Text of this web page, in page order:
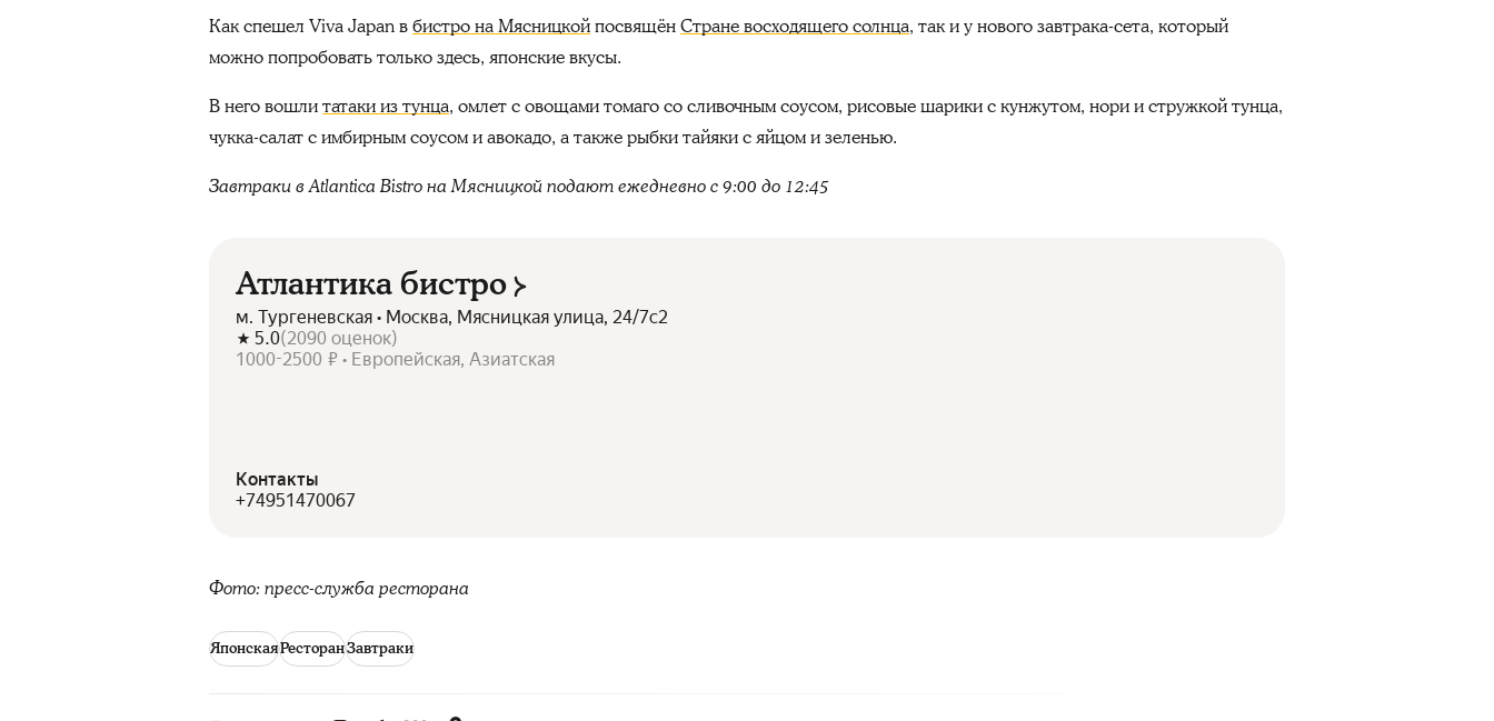
Как спешел Viva Japan вбистро на МясницкойпосвящёнСтране восходящего солнца, так и у нового завтрака-сета, который
можно попробовать только здесь, японские вкусы.
В него вошлитатаки из тунца, омлет с овощами томаго со сливочным соусом, рисовые шарики с кунжутом, нори и стружкой тунца,
чукка-салат с имбирным соусом и авокадо, а также рыбки тайяки с яйцом и зеленью.
Завтраки в Atlantica Bistro на Мясницкой подают ежедневно с 9:00 до 12:45
Атлантика бистро
м. Тургеневская • Москва, Мясницкая улица, 24/7с2
5.0(2090 оценок)
1000-2500 ₽ • Европейская, Азиатская
Контакты
+74951470067
Фото: пресс-служба ресторана
ЯпонскаяРесторанЗавтраки